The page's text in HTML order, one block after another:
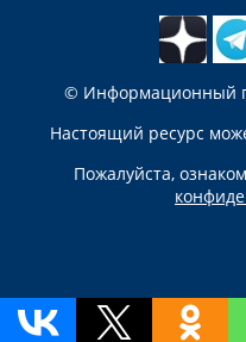
© Информационный
Настоящий ресурс
Пожалуйста,